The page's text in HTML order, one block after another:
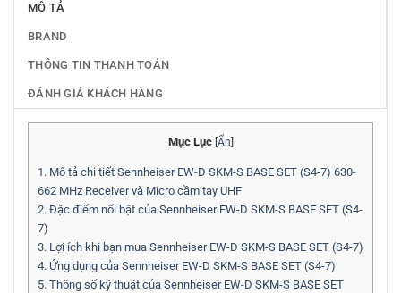
MÔ TẢ
BRAND
THÔNG TIN THANH TOÁN
ĐÁNH GIÁ KHÁCH HÀNG
Mục Lục Ẩn
1. Mô tả chi tiết Sennheiser EW-D SKM-S BASE SET (S4-7) 630-
662 MHz Receiver và Micro cầm tay UHF
2. Đặc điểm nổi bật của Sennheiser EW-D SKM-S BASE SET (S4-
7)
3. Lợi ích khi bạn mua Sennheiser EW-D SKM-S BASE SET (S4-7)
4. Ứng dụng của Sennheiser EW-D SKM-S BASE SET (S4-7)
5. Thông số kỹ thuật của Sennheiser EW-D SKM-S BASE SET